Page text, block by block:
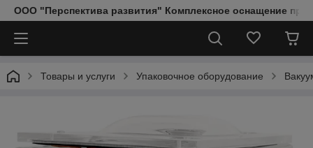
ООО "Перспектива развития" Комплексное оснащение
Товары и услуги Упаковочное оборудование